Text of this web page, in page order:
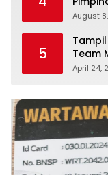
Jaga
August
5
Tampil
Team
April 24,